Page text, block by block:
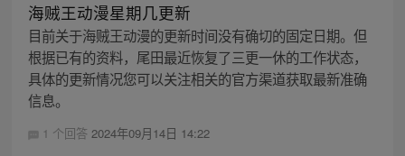
海贼王动漫星期几更新
目前关于海贼王动漫的更新时间没有确切的固定日期。但
根据已有的资料，尾田最近恢复了三更一休的工作状态，
具体的更新情况您可以关注相关的官方渠道获取最新准确
信息。
1 个回答 2024年09月14日 14:22